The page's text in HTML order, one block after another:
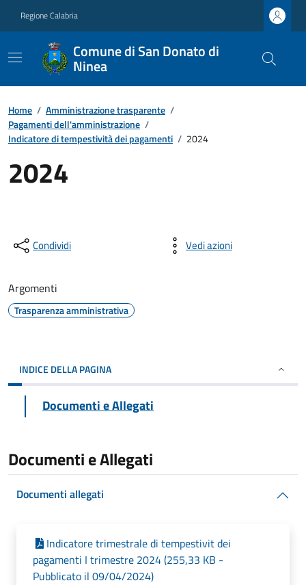
Regione Calabria
Comune di San Donato di
Ninea
Home / Amministrazione trasparente /
Pagamenti dell'amministrazione /
Indicatore di tempestività dei pagamenti / 2024
2024
Condividi Vedi azioni
Argomenti
Trasparenza amministrativa
INDICE DELLA PAGINA
Documenti e Allegati
Documenti e Allegati
Documenti allegati
Indicatore trimestrale di tempestivit dei
pagamenti I trimestre 2024 (255,33 KB -
Pubblicato il 09/04/2024)